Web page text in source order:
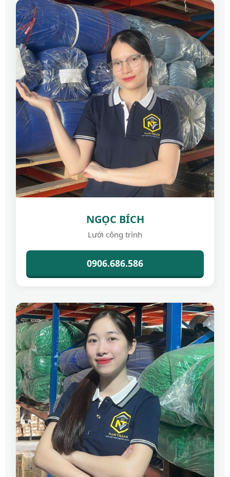
NGỌC BÍCH
Lưới công trình
0906.686.586